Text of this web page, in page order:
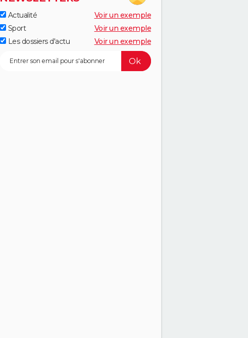
Actualité
Voir un exemple
Sport
Voir un exemple
Les dossiers d'actu
Voir un exemple